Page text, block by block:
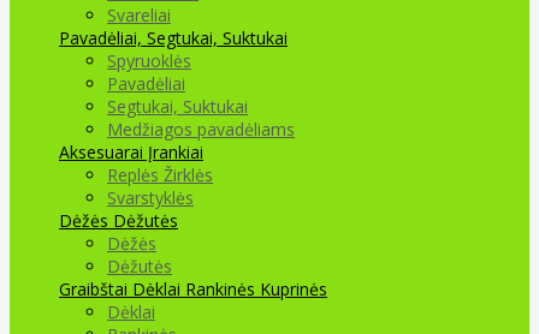
Svareliai
Pavadėliai, Segtukai, Suktukai
Spyruoklės
Pavadėliai
Segtukai, Suktukai
Medžiagos pavadėliams
Aksesuarai Įrankiai
Replės Žirklės
Svarstyklės
Dėžės Dėžutės
Dėžės
Dėžutės
Graibštai Dėklai Rankinės Kuprinės
Dėklai